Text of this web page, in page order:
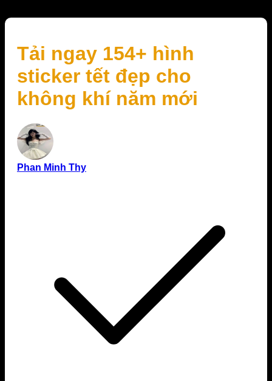
Tải ngay 154+ hình
sticker tết đẹp cho
không khí năm mới
Phan Minh Thy